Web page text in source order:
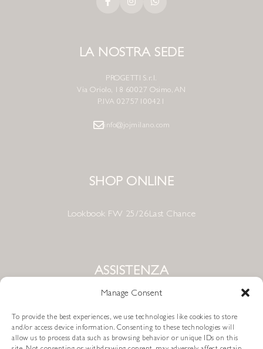
Manage Consent
To provide the best experiences, we use technologies like cookies to store
and/or access device information. Consenting to these technologies will
allow us to process data such as browsing behavior or unique IDs on this
LA NOSTRA SEDE
PROGETTI S.r.l.
Via Oriolo, 18 60027 Osimo, AN
P.IVA 02757100421
info@jojmilano.com
SHOP ONLINE
Lookbook FW 25/26Last Chance
ASSISTENZA
Metodi di Pagamento